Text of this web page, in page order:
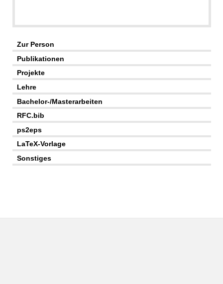
Zur Person
Publikationen
Projekte
Lehre
Bachelor-/Masterarbeiten
RFC.bib
ps2eps
LaTeX-Vorlage
Sonstiges